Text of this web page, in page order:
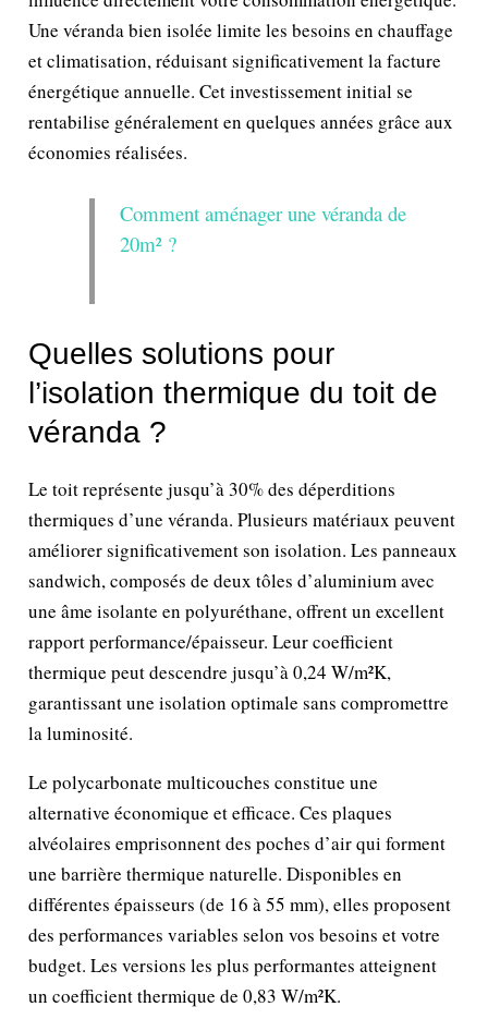
Une véranda bien isolée limite les besoins en chauffage
et climatisation, réduisant significativement la facture
énergétique annuelle. Cet investissement initial se
rentabilise généralement en quelques années grâce aux
économies réalisées.
Comment aménager une véranda de
20m² ?
Quelles solutions pour
l’isolation thermique du toit de
véranda ?
Le toit représente jusqu’à 30% des déperditions
thermiques d’une véranda. Plusieurs matériaux peuvent
améliorer significativement son isolation. Les panneaux
sandwich, composés de deux tôles d’aluminium avec
une âme isolante en polyuréthane, offrent un excellent
rapport performance/épaisseur. Leur coefficient
thermique peut descendre jusqu’à 0,24 W/m²K,
garantissant une isolation optimale sans compromettre
la luminosité.
Le polycarbonate multicouches constitue une
alternative économique et efficace. Ces plaques
alvéolaires emprisonnent des poches d’air qui forment
une barrière thermique naturelle. Disponibles en
différentes épaisseurs (de 16 à 55 mm), elles proposent
des performances variables selon vos besoins et votre
budget. Les versions les plus performantes atteignent
un coefficient thermique de 0,83 W/m²K.